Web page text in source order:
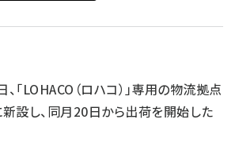
「LOHACO（ロハコ）」専用の物流拠点
設し、同月20日から出荷を開始した